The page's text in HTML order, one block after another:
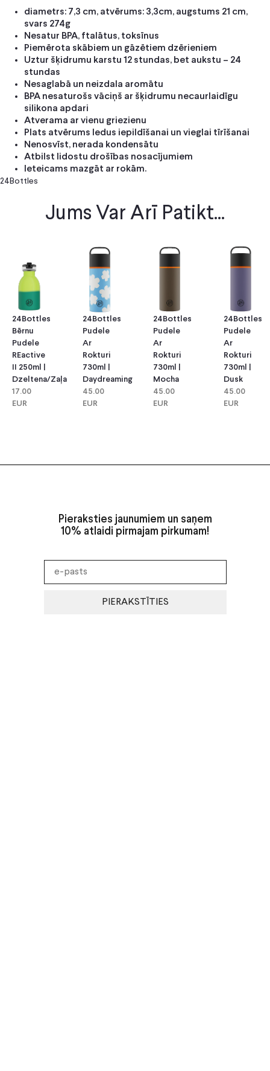
diametrs: 7,3 cm, atvērums: 3,3cm, augstums 21 cm,
svars 274g
Nesatur BPA, ftalātus, toksīnus
Piemērota skābiem un gāzētiem dzērieniem
Uztur šķidrumu karstu 12 stundas, bet aukstu – 24
stundas
Nesaglabā un neizdala aromātu
BPA nesaturošs vāciņš ar šķidrumu necaurlaidīgu
silikona apdari
Atverama ar vienu griezienu
Plats atvērums ledus iepildīšanai un vieglai tīrīšanai
Nenosvīst, nerada kondensātu
Atbilst lidostu drošības nosacījumiem
Ieteicams mazgāt ar rokām.
24Bottles
Jums Var Arī Patikt...
24Bottles
Bērnu
Pudele
REactive
II 250ml |
Dzeltena/Zaļa
17.00
EUR
24Bottles
Pudele
Ar
Rokturi
730ml |
Daydreaming
45.00
EUR
24Bottles
Pudele
Ar
Rokturi
730ml |
Mocha
45.00
EUR
24Bottles
Pudele
Ar
Rokturi
730ml |
Dusk
45.00
EUR
Pieraksties jaunumiem un saņem
10% atlaidi pirmajam pirkumam!
PIERAKSTĪTIES